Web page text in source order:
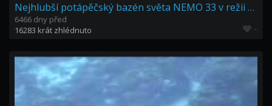
Nejhlubší potápěčský bazén světa NEMO 33 v režii AQUALUNG
6466 dny před
16283 krát zhlédnuto
-